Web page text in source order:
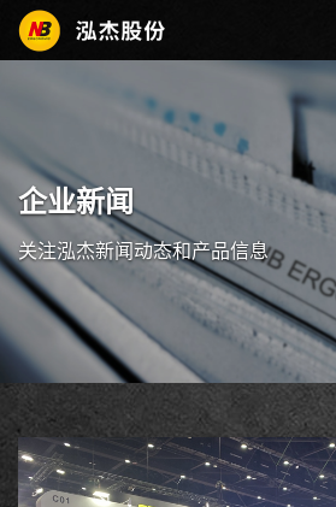
企业新闻
关注泓杰新闻动态和产品信息